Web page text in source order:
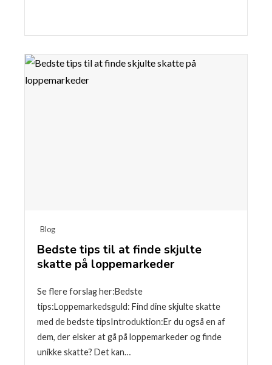
Blog
Bedste tips til at finde skjulte
skatte på loppemarkeder
Se flere forslag her:Bedste
tips:Loppemarkedsguld: Find dine skjulte skatte
med de bedste tipsIntroduktion:Er du også en af
dem, der elsker at gå på loppemarkeder og finde
unikke skatte? Det kan…